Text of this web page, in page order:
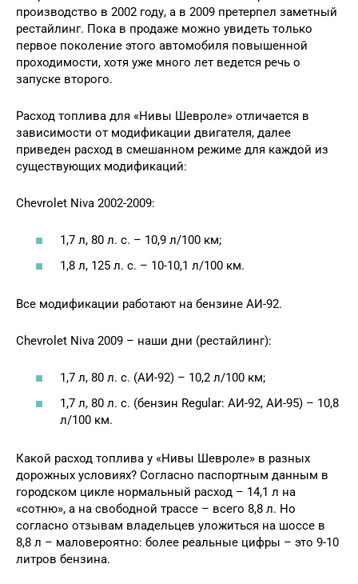
производство в 2002 году, а в 2009 претерпел заметный
рестайлинг. Пока в продаже можно увидеть только
первое поколение этого автомобиля повышенной
проходимости, хотя уже много лет ведется речь о
запуске второго.
Расход топлива для «Нивы Шевроле» отличается в
зависимости от модификации двигателя, далее
приведен расход в смешанном режиме для каждой из
существующих модификаций:
Chevrolet Niva 2002-2009:
1,7 л, 80 л. с. – 10,9 л/100 км;
1,8 л, 125 л. с. – 10-10,1 л/100 км.
Все модификации работают на бензине АИ-92.
Chevrolet Niva 2009 – наши дни (рестайлинг):
1,7 л, 80 л. с. (АИ-92) – 10,2 л/100 км;
1,7 л, 80 л. с. (бензин Regular: АИ-92, АИ-95) – 10,8
л/100 км.
Какой расход топлива у «Нивы Шевроле» в разных
дорожных условиях? Согласно паспортным данным в
городском цикле нормальный расход – 14,1 л на
«сотню», а на свободной трассе – всего 8,8 л. Но
согласно отзывам владельцев уложиться на шоссе в
8,8 л – маловероятно: более реальные цифры – это 9-10
литров бензина.